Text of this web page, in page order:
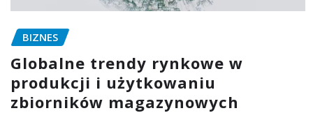
BIZNES
Globalne trendy rynkowe w
produkcji i użytkowaniu
zbiorników magazynowych